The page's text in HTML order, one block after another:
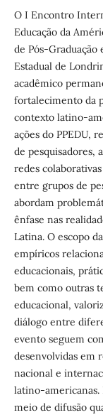
O I Encontro
Educação da
de Pós-Graduação
Estadual de
acadêmico
fortalecimento da
contexto latino-
ações do PPEDU,
de pesquisadores,
redes
entre grupos de
abordam
ênfase nas
Latina. O escopo
empíricos
educacionais,
bem como outras
educacional,
diálogo entre
evento seguem
desenvolvidas em
nacional e
latino-americanas.
meio de difusão